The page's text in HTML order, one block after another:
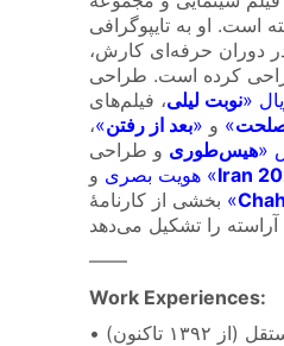
است. او به تایپوگرافی
دوران حرفه‌ای کارش،
کرده است. طراحی
«نوبت لیلی، فیلم‌های
« و «بعد از رفتن»
،
«هیس‌طوری و طراحی
هویت بصری «Iran
و
« بخشی از کارنامهٔ
را تشکیل می‌دهد
——
Work Experiences:
تاکنون)